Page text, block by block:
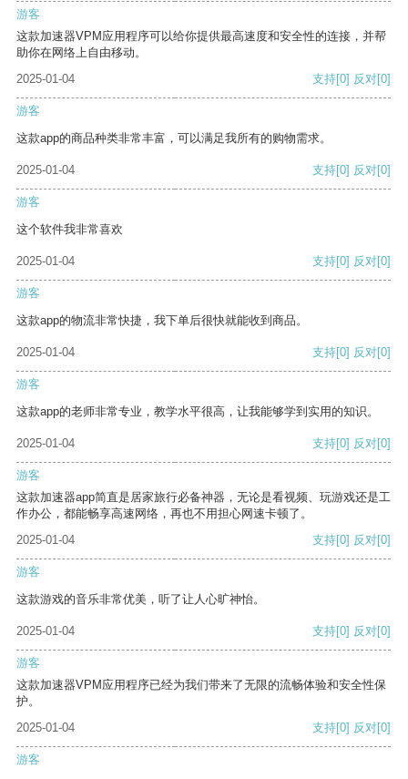
游客
这款加速器VPM应用程序可以给你提供最高速度和安全性的连接，并帮
助你在网络上自由移动。
2025-01-04
支持[0] 反对[0]
游客
这款app的商品种类非常丰富，可以满足我所有的购物需求。
2025-01-04 支持[0] 反对[0]
游客
这个软件我非常喜欢
2025-01-04 支持[0] 反对[0]
游客
这款app的物流非常快捷，我下单后很快就能收到商品。
2025-01-04 支持[0] 反对[0]
游客
这款app的老师非常专业，教学水平很高，让我能够学到实用的知识。
2025-01-04 支持[0] 反对[0]
游客
这款加速器app简直是居家旅行必备神器，无论是看视频、玩游戏还是工
作办公，都能畅享高速网络，再也不用担心网速卡顿了。
2025-01-04
支持[0] 反对[0]
游客
这款游戏的音乐非常优美，听了让人心旷神怡。
2025-01-04 支持[0] 反对[0]
游客
这款加速器VPM应用程序已经为我们带来了无限的流畅体验和安全性保
护。
2025-01-04
支持[0] 反对[0]
游客